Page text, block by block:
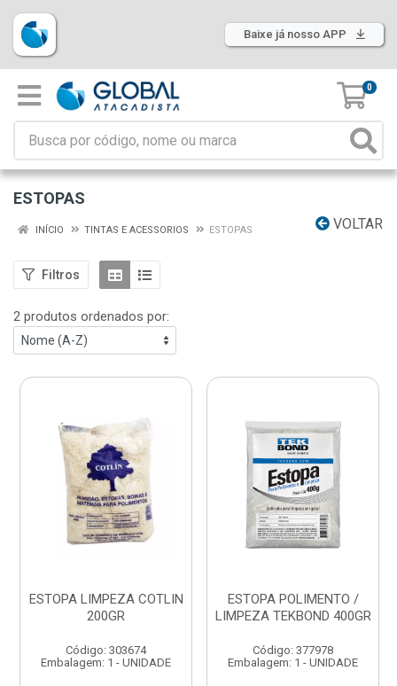
Baixe já nosso APP
0
ESTOPAS
VOLTAR
INÍCIO TINTAS E ACESSORIOS ESTOPAS
Filtros
2 produtos ordenados por:
ESTOPA LIMPEZA COTLIN
200GR
Código: 303674
Embalagem: 1 - UNIDADE
ESTOPA POLIMENTO /
LIMPEZA TEKBOND 400GR
Código: 377978
Embalagem: 1 - UNIDADE